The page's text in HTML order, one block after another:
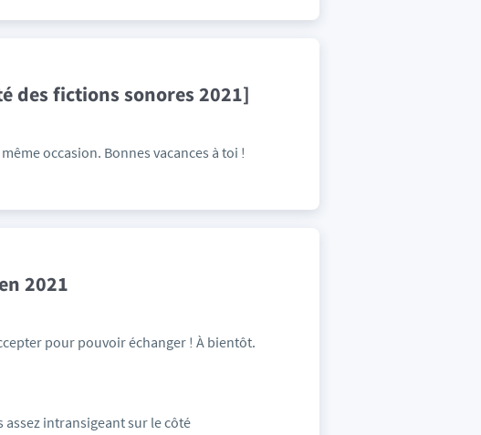
des fictions sonores 2021]
occasion. Bonnes vacances à toi !
2021
pour pouvoir échanger ! À bientôt.
assez intransigeant sur le côté